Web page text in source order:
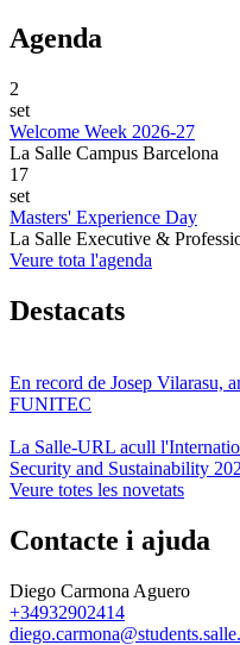
Agenda
2
set
Welcome Week 2026-27
La Salle Campus Barcelona
17
set
Masters' Experience Day
La Salle Executive &
Veure tota l'agenda
Destacats
En record de Josep Vilarasu,
FUNITEC
La Salle-URL acull
Security and Sustainability
Veure totes les novetats
Contacte i ajuda
Diego Carmona Aguero
+34932902414